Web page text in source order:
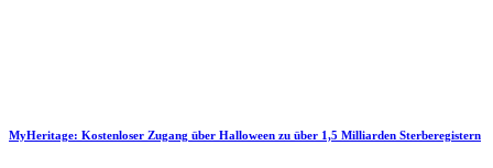
MyHeritage: Kostenloser Zugang über Halloween zu über 1,5 Milliarden Sterberegistern